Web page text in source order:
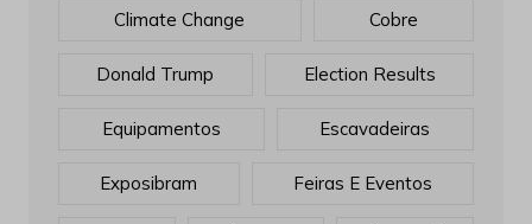
Climate Change Cobre
Donald Trump Election Results
Equipamentos Escavadeiras
Exposibram Feiras E Eventos